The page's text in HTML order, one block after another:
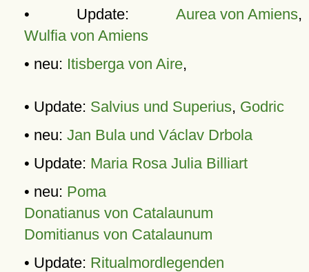
• Update: Aurea von Amiens,
Wulfia von Amiens
• neu: Itisberga von Aire,
• Update: Salvius und Superius, Godric
• neu: Jan Bula und Václav Drbola
• Update: Maria Rosa Julia Billiart
• neu: Poma
Donatianus von Catalaunum
Domitianus von Catalaunum
• Update: Ritualmordlegenden